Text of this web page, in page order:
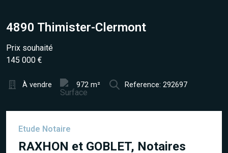
4890 Thimister-Clermont
Prix souhaité
145 000 €
À vendre 972 m² Reference: 292697
Etude Notaire
RAXHON et GOBLET, Notaires